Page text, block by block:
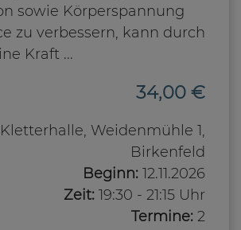
sowie Körperspannung
zu verbessern, kann durch
Kraft ...
34,00 €
Weidenmühle 1,
Birkenfeld
Beginn: 12.11.2026
Zeit: 19:30 - 21:15 Uhr
Termine: 2